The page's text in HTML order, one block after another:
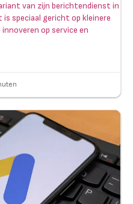
van zijn berichtendienst in
is speciaal gericht op kleinere
op service en